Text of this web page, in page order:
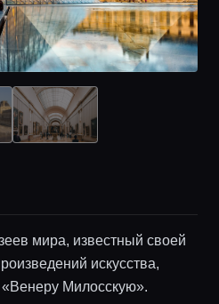
мира, известный своей
искусства,
Милосскую».